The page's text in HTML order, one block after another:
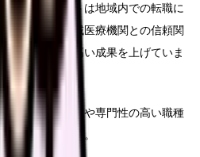
型エージェントは地域内での転職に
す。特に、地域医療機関との信頼関
において、高い成果を上げていま
県外からの転職や専門性の高い職種
持っています。